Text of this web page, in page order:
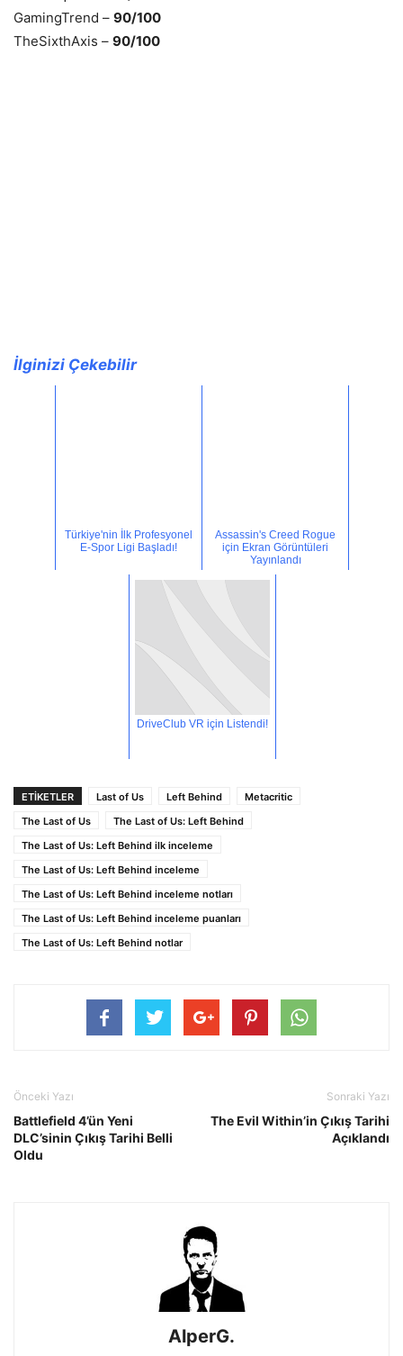
GamingTrend – 90/100
TheSixthAxis – 90/100
İlginizi Çekebilir
Türkiye'nin İlk Profesyonel
E-Spor Ligi Başladı!
Assassin's Creed Rogue
için Ekran Görüntüleri
Yayınlandı
DriveClub VR için Listendi!
ETİKETLER Last of Us Left Behind
Metacritic
The Last of Us
The Last of Us: Left Behind
The Last of Us: Left Behind ilk inceleme
The Last of Us: Left Behind inceleme
The Last of Us: Left Behind inceleme notları
The Last of Us: Left Behind inceleme puanları
The Last of Us: Left Behind notlar
Önceki Yazı
Battlefield 4’ün Yeni
DLC’sinin Çıkış Tarihi Belli
Oldu
Sonraki Yazı
The Evil Within’in Çıkış Tarihi
Açıklandı
AlperG.